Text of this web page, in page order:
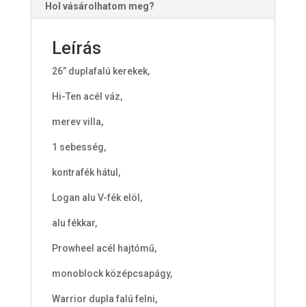
Hol vásárolhatom meg?
Leírás
26” duplafalú kerekek,
Hi-Ten acél váz,
merev villa,
1 sebesség,
kontrafék hátul,
Logan alu V-fék elöl,
alu fékkar,
Prowheel acél hajtómű,
monoblock középcsapágy,
Warrior dupla falú felni,